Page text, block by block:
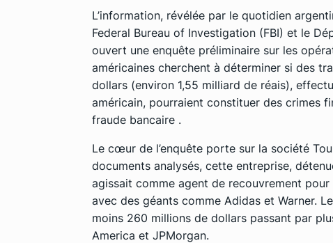
L’information, révélée par le quotidien
Federal Bureau of Investigation (FBI) et le
ouvert une enquête préliminaire sur les
américaines cherchent à déterminer si des
dollars (environ 1,55 milliard de réais),
américain, pourraient constituer des crimes
fraude bancaire .
Le cœur de l’enquête porte sur la société
documents analysés, cette entreprise,
agissait comme agent de recouvrement
avec des géants comme Adidas et Warner.
moins 260 millions de dollars passant par
America et JPMorgan.